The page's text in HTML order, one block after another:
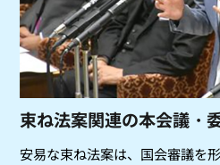
束ね法案関連の本会議・
安易な束ね法案は、国会審議を